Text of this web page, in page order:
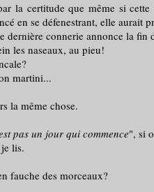
la certitude que même si
en se défenestrant, elle
connerie annonce la fin
naseaux, au pieu!
martini...
la même chose.
pas un jour qui commence", si
lis.
des morceaux?